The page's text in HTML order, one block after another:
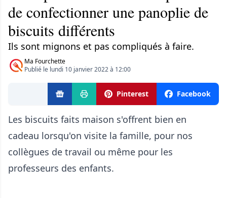
de confectionner une panoplie de
biscuits différents
Ils sont mignons et pas compliqués à faire.
Ma Fourchette
Publié le lundi 10 janvier 2022 à 12:00
Pinterest Facebook
Les biscuits faits maison s'offrent bien en
cadeau lorsqu'on visite la famille, pour nos
collègues de travail ou même pour les
professeurs des enfants.